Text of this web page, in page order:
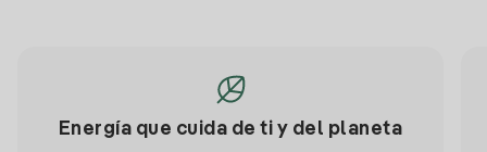
Energía que cuida de ti y del planeta